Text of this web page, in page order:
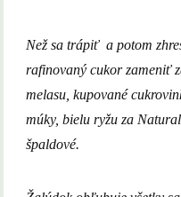
Než sa trápiť a potom
rafinovaný cukor zameniť
melasu, kupované
múky, bielu ryžu za
špaldové.